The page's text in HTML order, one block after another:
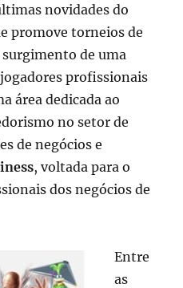
novidades do
promove torneios de
de uma
profissionais
área dedicada ao
no setor de
de negócios e
, voltada para o
dos negócios de
Entre
as